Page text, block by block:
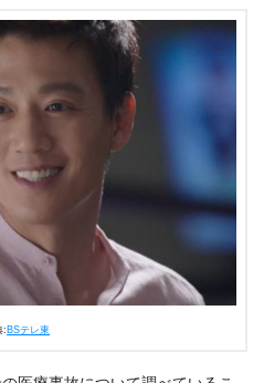
:BSテレ東